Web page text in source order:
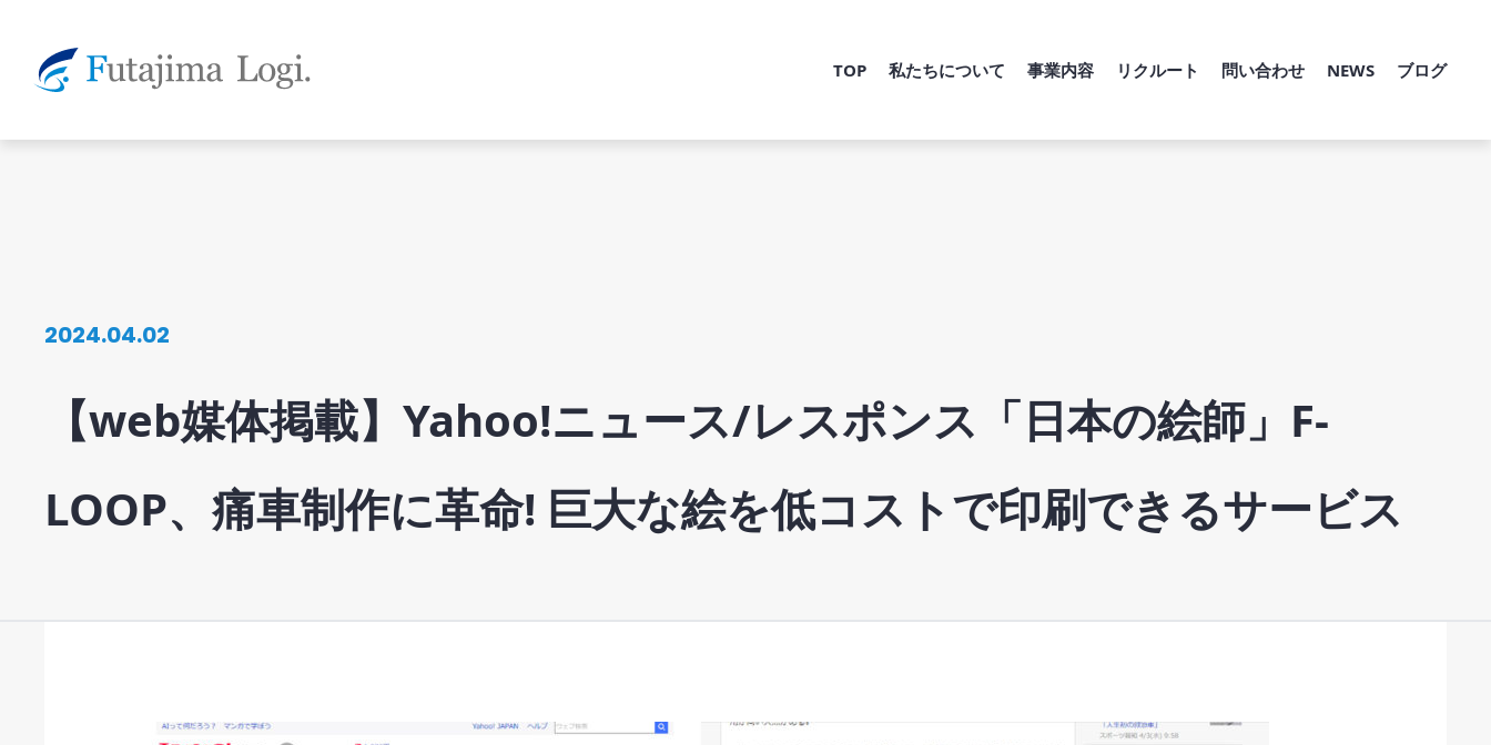
TOP 私たちについて 事業内容 リクルート 問い合わせ NEWS ブログ
2024.04.02
【web媒体掲載】Yahoo!ニュース/レスポンス「日本の絵師」F-
LOOP、痛車制作に革命! 巨大な絵を低コストで印刷できるサービス